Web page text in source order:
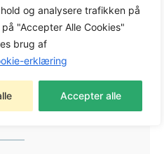
og analysere trafikken på
"Accepter Alle Cookies"
brug af
erklæring
Accepter alle
anmeldelser